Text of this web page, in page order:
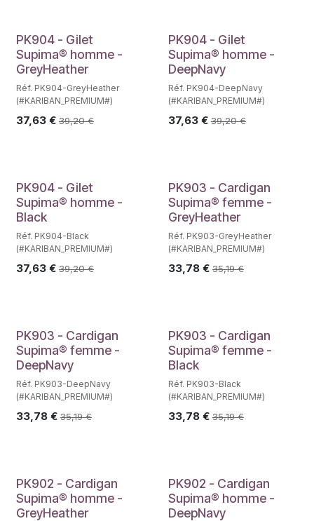
PK904 - Gilet
Supima® homme -
GreyHeather
Réf. PK904-GreyHeather
(#KARIBAN_PREMIUM#)
37,63 € 39,20€
PK904 - Gilet
Supima® homme -
DeepNavy
Réf. PK904-DeepNavy
(#KARIBAN_PREMIUM#)
37,63€ 39,20€
PK904 - Gilet
Supima® homme -
Black
Réf. PK904-Black
(#KARIBAN_PREMIUM#)
37,63 € 39,20€
PK903 - Cardigan
Supima® femme -
GreyHeather
Réf. PK903-GreyHeather
(#KARIBAN_PREMIUM#)
33,78€ 35,19€
PK903 - Cardigan
Supima® femme -
DeepNavy
Réf. PK903-DeepNavy
(#KARIBAN_PREMIUM#)
33,78 € 35,19€
PK903 - Cardigan
Supima® femme -
Black
Réf. PK903-Black
(#KARIBAN_PREMIUM#)
33,78€ 35,19€
PK902 - Cardigan
Supima® homme -
GreyHeather
PK902 - Cardigan
Supima® homme -
DeepNavy